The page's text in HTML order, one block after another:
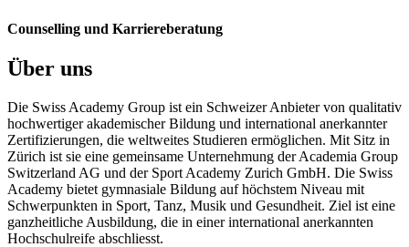
Counselling und Karriereberatung
Über uns
Die Swiss Academy Group ist ein Schweizer Anbieter von qualitativ
hochwertiger akademischer Bildung und international anerkannter
Zertifizierungen, die weltweites Studieren ermöglichen. Mit Sitz in
Zürich ist sie eine gemeinsame Unternehmung der Academia Group
Switzerland AG und der Sport Academy Zurich GmbH. Die Swiss
Academy bietet gymnasiale Bildung auf höchstem Niveau mit
Schwerpunkten in Sport, Tanz, Musik und Gesundheit. Ziel ist eine
ganzheitliche Ausbildung, die in einer international anerkannten
Hochschulreife abschliesst.